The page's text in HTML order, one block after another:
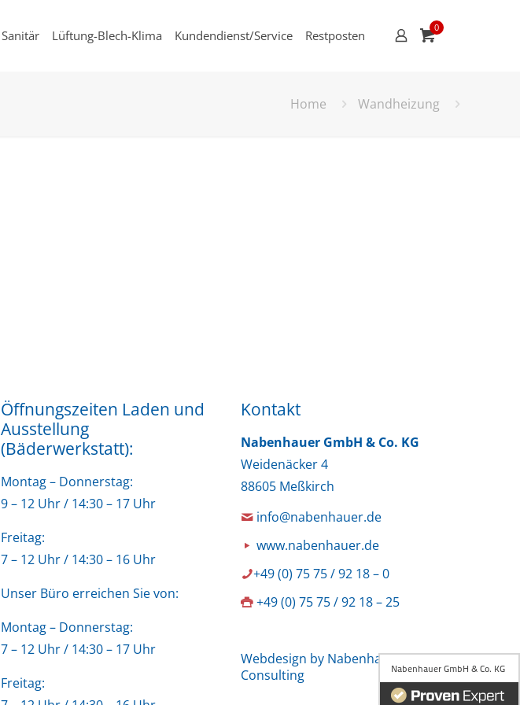
Sanitär Lüftung-Blech-Klima Kundendienst/Service Restposten
0
Home Wandheizung
Öffnungszeiten Laden und
Ausstellung
(Bäderwerkstatt):
Montag – Donnerstag:
9 – 12 Uhr / 14:30 – 17 Uhr
Freitag:
7 – 12 Uhr / 14:30 – 16 Uhr
Unser Büro erreichen Sie von:
Montag – Donnerstag:
7 – 12 Uhr / 14:30 – 17 Uhr
Freitag:
Kontakt
Nabenhauer GmbH & Co. KG
Weidenäcker 4
88605 Meßkirch
info@nabenhauer.de
www.nabenhauer.de
+49 (0) 75 75 / 92 18 – 0
+49 (0) 75 75 / 92 18 – 25
Webdesign by Nabenhauer
Consulting